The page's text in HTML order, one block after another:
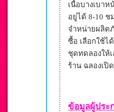
เนื้อบางเบา
อยู่ได้ 8-10 ช
จำหน่ายผลิต
ซื้อ เลือกใช้ไ
ชุดทดลองให้
ร้าน ฉลองเปิ
ข้อมูลผู้ประ